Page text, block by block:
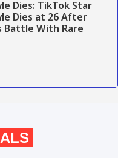
Dies: TikTok Star
Dies at 26 After
Battle With Rare